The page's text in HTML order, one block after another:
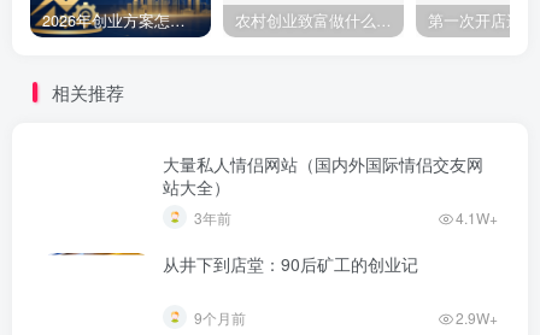
2026年创业方案怎么做？从零起步的完整规划步骤 农村创业致富做什么好?2025年农村致富项目（亲身体验）分享真实可行的初期创业路子
相关推荐
大量私人情侣网站（国内外国际情侣交友网
站大全）
3年前 4.1W+
从井下到店堂：90后矿工的创业记
9个月前 2.9W+